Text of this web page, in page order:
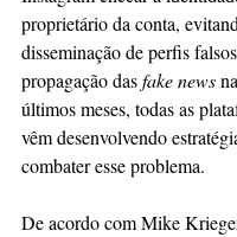
proprietário da conta,
disseminação de perfis
propagação das fake news
últimos meses, todas as
vêm desenvolvendo
combater esse problema.
De acordo com Mike